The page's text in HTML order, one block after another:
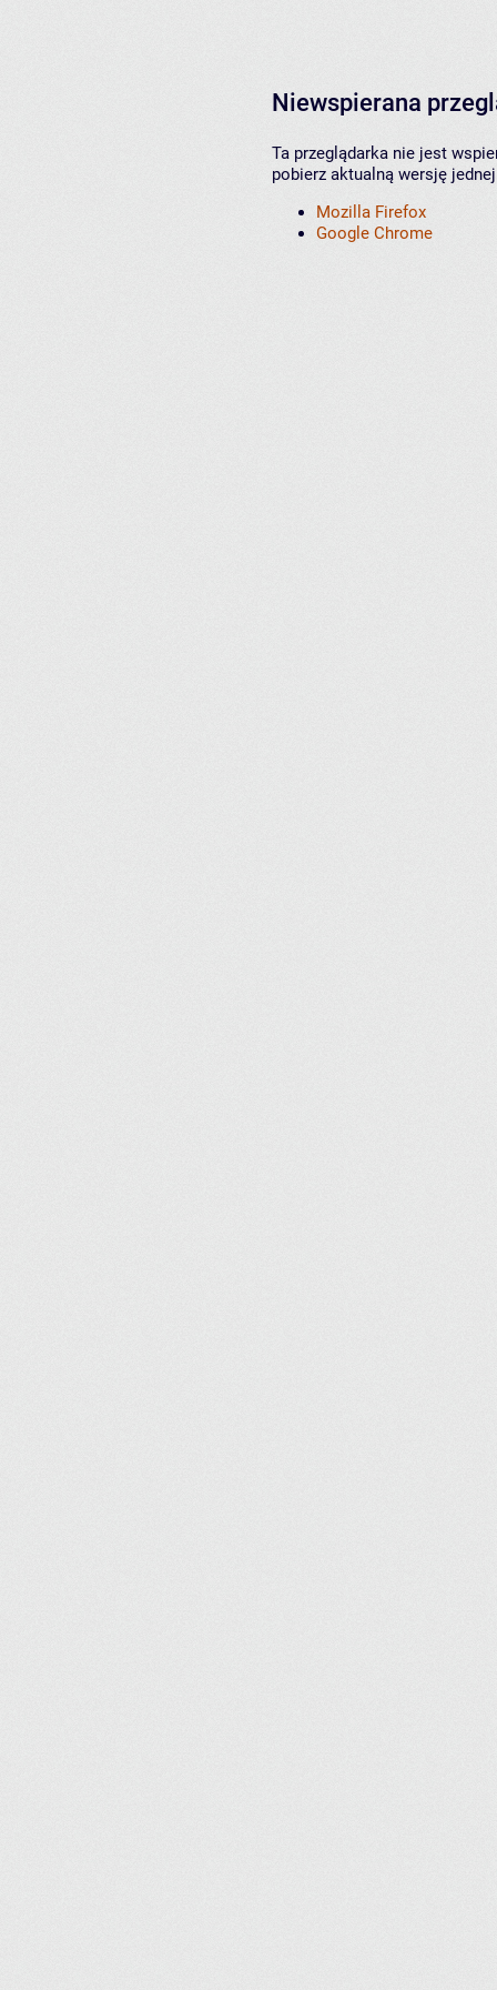
Niewspierana
Ta przeglądarka nie jest
pobierz aktualną wersję
Mozilla Firefox
Google Chrome